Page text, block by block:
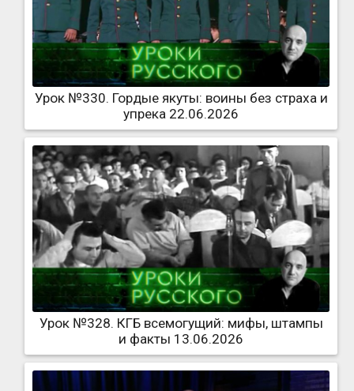
Урок №330. Гордые якуты: воины без страха и
упрека 22.06.2026
Урок №328. КГБ всемогущий: мифы, штампы
и факты 13.06.2026